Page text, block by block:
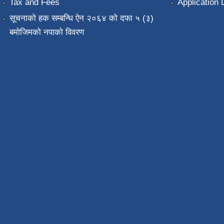
Tax and Fees
सूचनाको हक सम्बन्धि ऐन २०६४ को दफा ५ (३)
बमोजिमको नपाको विवरण
Application